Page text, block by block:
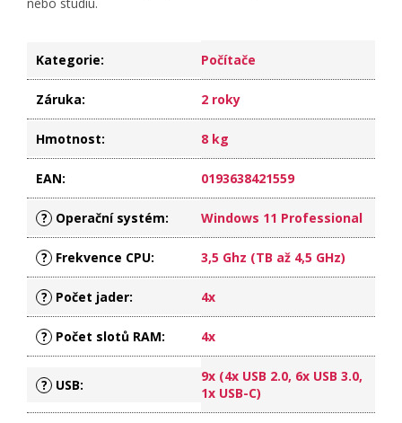
nebo studiu.
Kategorie: Počítače
Záruka: 2 roky
Hmotnost: 8 kg
EAN: 0193638421559
? Operační systém: Windows 11 Professional
? Frekvence CPU: 3,5 Ghz (TB až 4,5 GHz)
? Počet jader: 4x
? Počet slotů RAM: 4x
? USB:
9x (4x USB 2.0, 6x USB 3.0,
1x USB-C)